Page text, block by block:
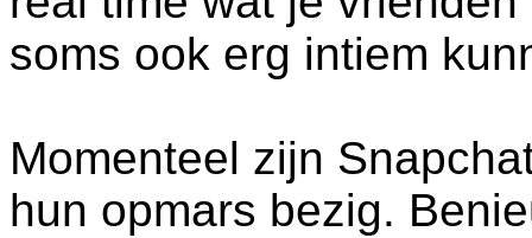
soms ook erg intiem
Momenteel zijn
hun opmars bezig.